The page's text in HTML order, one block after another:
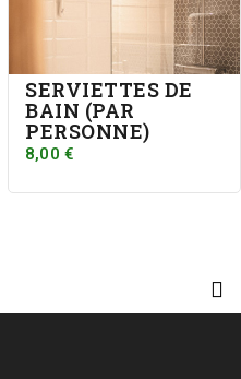
SERVIETTES DE
BAIN (PAR
PERSONNE)
8,00 €